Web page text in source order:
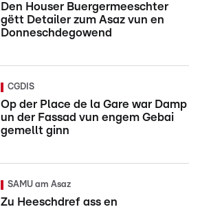
Den Houser Buergermeeschter
gëtt Detailer zum Asaz vun en
Donneschdegowend
CGDIS
Op der Place de la Gare war Damp
un der Fassad vun engem Gebai
gemellt ginn
SAMU am Asaz
Zu Heeschdref ass en